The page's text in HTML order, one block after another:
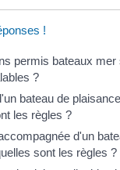
!
permis bateaux mer
?
bateau de
les règles ?
d'un
sont les règles ?